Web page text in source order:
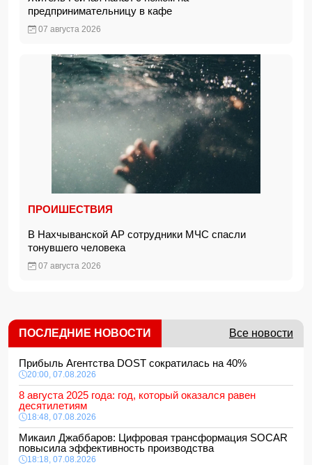
предпринимательницу в кафе
07 августа 2026
ПРОИШЕСТВИЯ
В Нахчыванской АР сотрудники МЧС спасли
тонувшего человека
07 августа 2026
ПОСЛЕДНИЕ НОВОСТИ Все новости
Прибыль Агентства DOST сократилась на 40%
20:00, 07.08.2026
8 августа 2025 года: год, который оказался равен
десятилетиям
18:48, 07.08.2026
Микаил Джаббаров: Цифровая трансформация SOCAR
повысила эффективность производства
18:18, 07.08.2026